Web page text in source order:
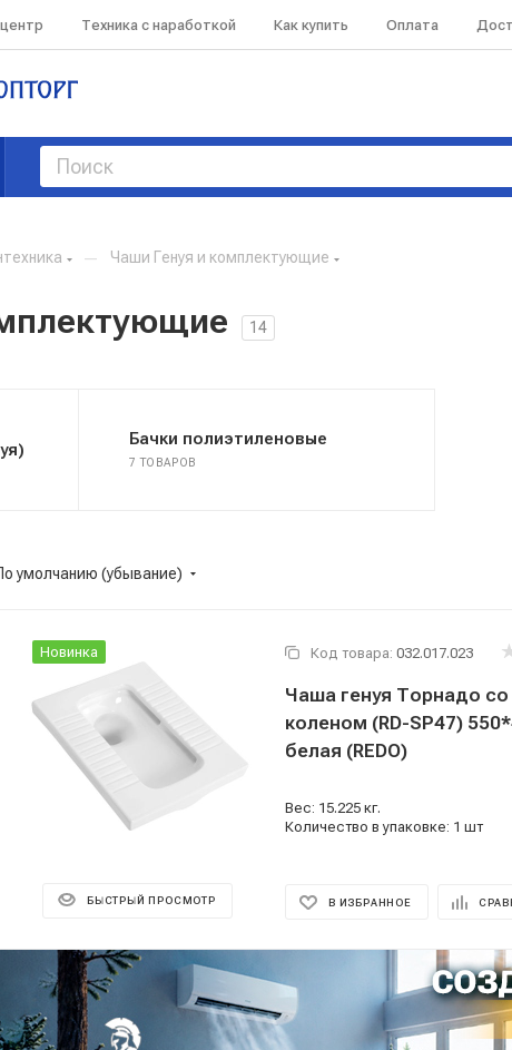
Техника с наработкой Как купить Оплата
— Чаши Генуя и комплектующие
14
Бачки полиэтиленовые
7 ТОВАРОВ
умолчанию (убывание)
Новинка
БЫСТРЫЙ ПРОСМОТР
Код товара: 032.017.023
Чаша генуя Торнадо
коленом (RD-SP47)
белая (REDO)
Вес: 15.225 кг.
Количество в упаковке: 1 шт
В ИЗБРАННОЕ
Реклама ⋮